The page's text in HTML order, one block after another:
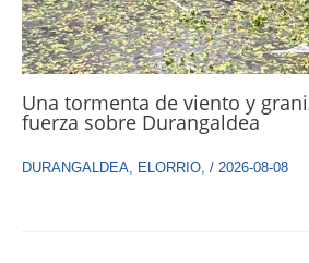
Una tormenta de viento y
fuerza sobre Durangaldea
DURANGALDEA ELORRIO / 2026-08-08